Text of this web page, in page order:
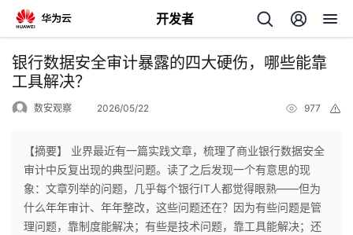
开发者
返
回
个
人
我
银行数据安全审计暴露的四大硬伤，哪些能靠
工具解决？
数安观察 2026/05/22 977
【摘要】 业界最近有一篇实践文章，梳理了商业银行数据安全
审计中反复出现的典型问题。读了之后发现一个有意思的现
象：文章列举的问题，几乎每个银行IT人都觉得眼熟——但为
什么年年审计、年年整改，这些问题还在？因为有些问题是管
理问题，靠制度能解决；有些是技术问题，靠工具能解决；还